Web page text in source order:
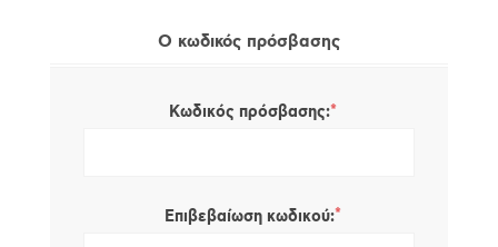
Ο κωδικός πρόσβασης
Κωδικός πρόσβασης:*
Επιβεβαίωση κωδικού:*